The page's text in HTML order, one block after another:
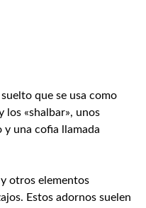
que se usa como
los «shalbar», unos
y una cofia llamada
otros elementos
Estos adornos suelen